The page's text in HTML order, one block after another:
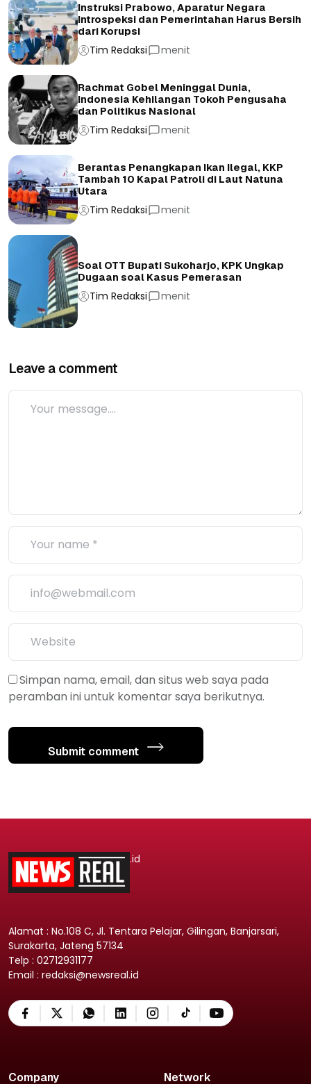
Instruksi Prabowo, Aparatur Negara
Introspeksi dan Pemerintahan Harus Bersih
dari Korupsi
Tim Redaksi menit
Rachmat Gobel Meninggal Dunia,
Indonesia Kehilangan Tokoh Pengusaha
dan Politikus Nasional
Tim Redaksi menit
Berantas Penangkapan Ikan Ilegal, KKP
Tambah 10 Kapal Patroli di Laut Natuna
Utara
Tim Redaksi menit
Soal OTT Bupati Sukoharjo, KPK Ungkap
Dugaan soal Kasus Pemerasan
Tim Redaksi menit
Leave a comment
Simpan nama, email, dan situs web saya pada
peramban ini untuk komentar saya berikutnya.
Submit comment
.id
Alamat : No.108 C, Jl. Tentara Pelajar, Gilingan, Banjarsari,
Surakarta, Jateng 57134
Telp : 02712931177
Email : redaksi@newsreal.id
Company Network